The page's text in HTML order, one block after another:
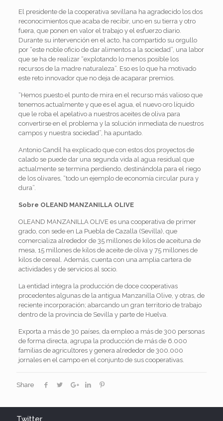
El presidente de la cooperativa sevillana ha agradecido los dos
reconocimientos que acaba de recibir, uno en su tierra y otro
fuera, que ponen en valor el trabajo y el esfuerzo diario.
Durante su intervención en el acto, ha compartido su orgullo
por “este noble oficio de dar alimentos a la sociedad”, una labor
que se ha de realizar “explotando lo menos posible los
recursos de la madre naturaleza”. Eso es lo que ha motivado
este reto innovador que no deja de acaparar premios.
“Hemos puesto el punto de mira en el recurso más valioso que
tenemos actualmente y que es el agua, el nuevo oro líquido
que le roba el apelativo a nuestros aceites de oliva para
convertirse en el problema y la solución inmediata de nuestros
campos y nuestra sociedad”, ha apuntado.
Antonio Candil ha explicado que con estos dos proyectos de
calado se puede dar una segunda vida al agua residual que
actualmente se termina perdiendo, destinándola para el riego
de los olivares, “todo un ejemplo de economía circular pura y
dura”.
Sobre OLEAND MANZANILLA OLIVE
OLEAND MANZANILLA OLIVE es una cooperativa de primer
grado, con sede en La Puebla de Cazalla (Sevilla), que
comercializa alrededor de 35 millones de kilos de aceituna de
mesa, 15 millones de kilos de aceite de oliva y 75 millones de
kilos de cereal. Además, cuenta con una amplia cartera de
actividades y de servicios al socio.
La entidad integra la producción de doce cooperativas
procedentes algunas de la antigua Manzanilla Olive, y otras, de
reciente incorporación; abarcando un gran territorio de trabajo
dentro de la provincia de Sevilla y parte de Huelva.
Exporta a más de 30 países, da empleo a más de 300 personas
de forma directa, agrupa la producción de más de 6.000
familias de agricultores y genera alrededor de 300.000
jornales en el campo en el conjunto de sus cooperativas.
Share
Twitter